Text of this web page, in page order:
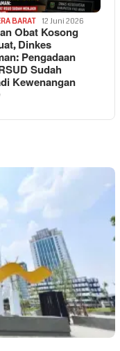
BARAT 12 Juni 2026
Obat Kosong
Dinkes
Pengadaan
Sudah
Kewenangan